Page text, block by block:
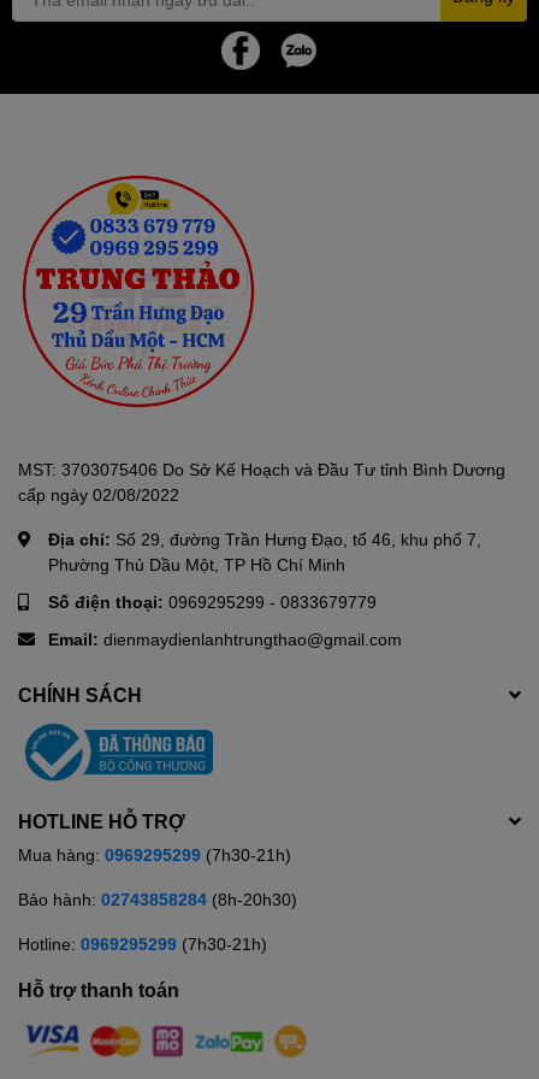
Giá treo với cầu ủi StyleBoard dài hơn cung cấp bề mặt đỡ chắc
Bàn ủi hơi nước đứng Philips với tính năng khóa cố định móc treo
Hang&Lock độc đáo sẽ giữ cho quần áo được treo cố định, ngăn
móc treo đung đưa qua lại hoặc bị rơi xuống
Nhờ vậy quá trình là ủi dễ dàng hơn, rút ngắn thời gian, tiết kiệm
công việc là ủi của người dùng, nhẹ nhàng hơn, hiệu quả hơn,
MST: 3703075406 Do Sở Kế Hoạch và Đầu Tư tỉnh Bình Dương
cấp ngày 02/08/2022
Địa chỉ: Số 29, đường Trần Hưng Đạo, tổ 46, khu phố 7,
Phường Thủ Dầu Một, TP Hồ Chí Minh
Số điện thoại: 0969295299 - 0833679779
Email: dienmaydienlanhtrungthao@gmail.com
CHÍNH SÁCH
HOTLINE HỖ TRỢ
Mua hàng: 0969295299 (7h30-21h)
Bảo hành: 02743858284 (8h-20h30)
Hotline: 0969295299 (7h30-21h)
Hỗ trợ thanh toán